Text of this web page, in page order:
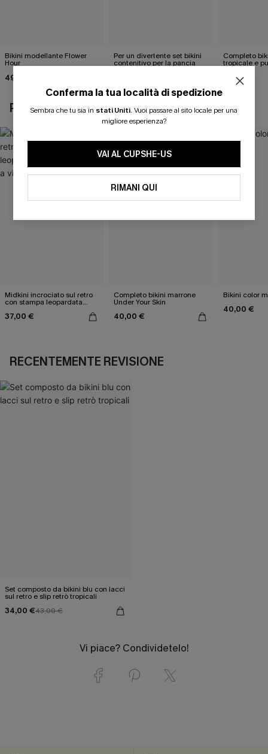
Bikini modellante Flower
Hour
49,00 €
Per un divertente set bikini
contenitivo per la pancia
Completo
tropicale e
40,00 €
POTREBBE INTERESSARTI ANCHE
Midkini incrociato sul retro
con stampa leopardata
37,00 €
Completo bikini marrone
Under Your Skin
40,00 €
Bikini color
40,00 €
RECENTEMENTE REVISIONE
Set composto da bikini blu con lacci
sul retro e slip retrò tropicali
34,00 €43,00 €
Vi piace? Condividetelo!
Conferma la tua località di spedizione
Sembra che tu sia in stati Uniti. Vuoi passare al sito locale per una
migliore esperienza?
VAI AL CUPSHE-US
RIMANI QUI